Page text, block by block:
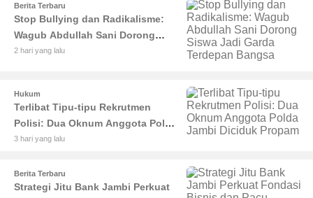
Berita Terbaru
Stop Bullying dan Radikalisme:
Wagub Abdullah Sani Dorong
Siswa Jadi Garda Terdepan
2 hari yang lalu
Hukum
Terlibat Tipu-tipu Rekrutmen
Polisi: Dua Oknum Anggota Polda
Jambi Diciduk Propam
3 hari yang lalu
Berita Terbaru
Strategi Jitu Bank Jambi Perkuat